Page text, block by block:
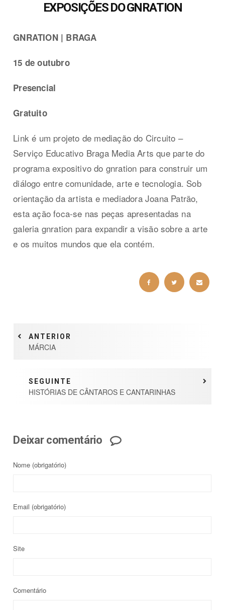
EXPOSIÇÕES DO GNRATION
GNRATION | BRAGA
15 de outubro
Presencial
Gratuito
Link é um projeto de mediação do Circuito –
Serviço Educativo Braga Media Arts que parte do
programa expositivo do gnration para construir um
diálogo entre comunidade, arte e tecnologia. Sob
orientação da artista e mediadora Joana Patrão,
esta ação foca-se nas peças apresentadas na
galeria gnration para expandir a visão sobre a arte
e os muitos mundos que ela contém.
ANTERIOR
MÁRCIA
SEGUINTE
HISTÓRIAS DE CÂNTAROS E CANTARINHAS
Deixar comentário
Nome (obrigatório)
Email (obrigatório)
Site
Comentário